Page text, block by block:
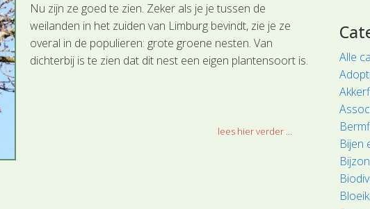
Kijken naar kenmerken
Zoeken op kleur
Nu zijn ze goed te zien. Zeker als je je tussen de
weilanden in het zuiden van Limburg bevindt, zie je ze
overal in de populieren: grote groene nesten. Van
dichterbij is te zien dat dit nest een eigen plantensoort is.
lees hier verder ...
Alle
Bijen